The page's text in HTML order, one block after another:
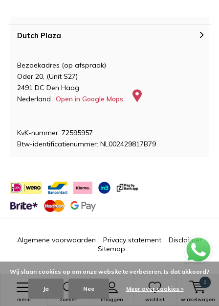
zoeken inloggen
menu wishlist winkelwagen
0
Dutch Plaza
Bezoekadres (op afspraak)
Oder 20, (Unit S27)
2491 DC Den Haag
Nederland
Open in Google Maps
KvK-nummer: 72595957
Btw-identificatienummer: NL002429817B79
© 2018 - 2026Dutch Plaza
Algemene voorwaarden Privacy statement
Disclaimer
Sitemap
Wij slaan cookies op om onze website te verbeteren. Is dat akkoord?
Ja Nee Meer over cookies »